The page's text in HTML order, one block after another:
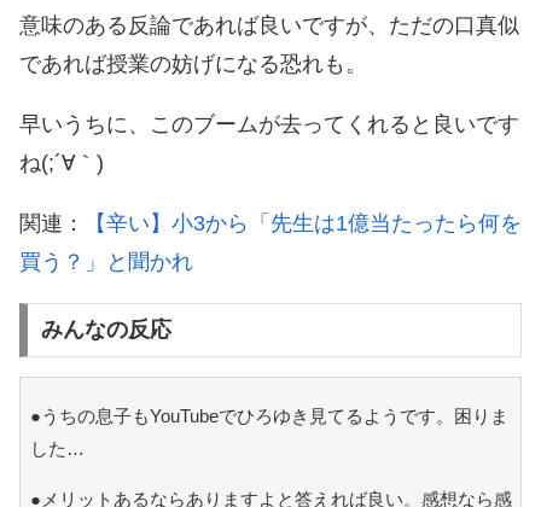
意味のある反論であれば良いですが、ただの口真似
であれば授業の妨げになる恐れも。
早いうちに、このブームが去ってくれると良いです
ね(;´∀｀)
関連：
【辛い】小3から「先生は1億当たったら何を
買う？」と聞かれ
みんなの反応
●うちの息子もYouTubeでひろゆき見てるようです。困りま
した…
●メリットあるならありますよと答えれば良い。感想なら感